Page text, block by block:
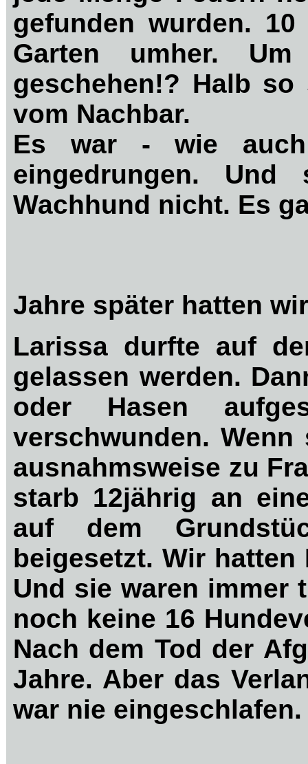
gefunden wurden.
Garten umher.
geschehen!? Halb
vom Nachbar.
Es war - wie
eingedrungen.
Wachhund nicht. Es
Jahre später hatten
Larissa durfte auf
gelassen werden.
oder Hasen
verschwunden.
ausnahmsweise zu
starb 12jährig an
auf dem
beigesetzt. Wir
Und sie waren immer
noch keine 16
Nach dem Tod der
Jahre. Aber das
war nie eingeschlafen.